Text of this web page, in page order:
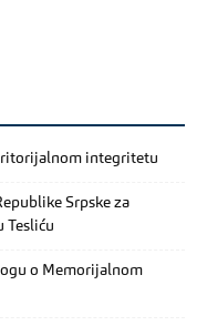
integritetu
Srpske za
Tesliću
o Memorijalnom